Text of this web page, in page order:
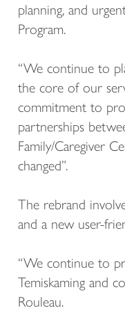
planning, and
Program.
“We continue to
the core of our
commitment to
partnerships
Family/Caregiver
changed”.
The rebrand
and a new user-
“We continue to
Temiskaming and
Rouleau.